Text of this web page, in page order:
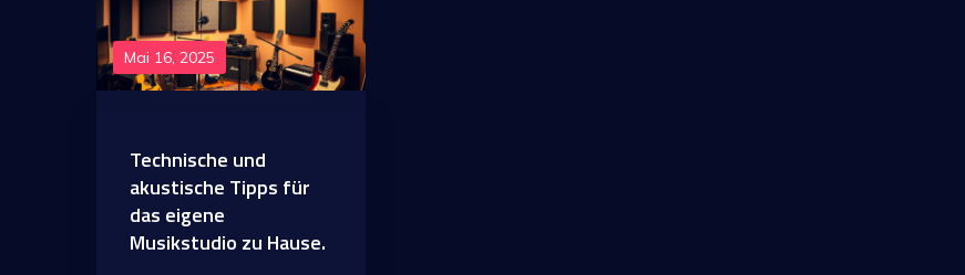
Mai 16, 2025
Technische und
akustische Tipps für
das eigene
Musikstudio zu Hause.